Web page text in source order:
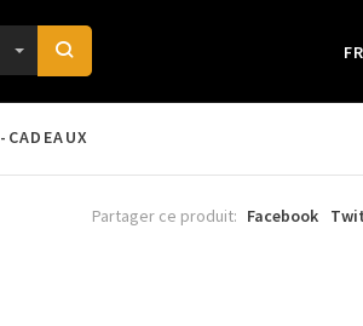
FR
CADEAUX
Partager ce produit: Facebook